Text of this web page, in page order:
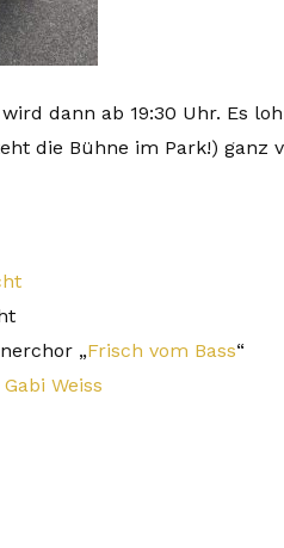
dann ab 19:30 Uhr. Es
die Bühne im Park!) ganz
„Frisch vom Bass“
Gabi Weiss